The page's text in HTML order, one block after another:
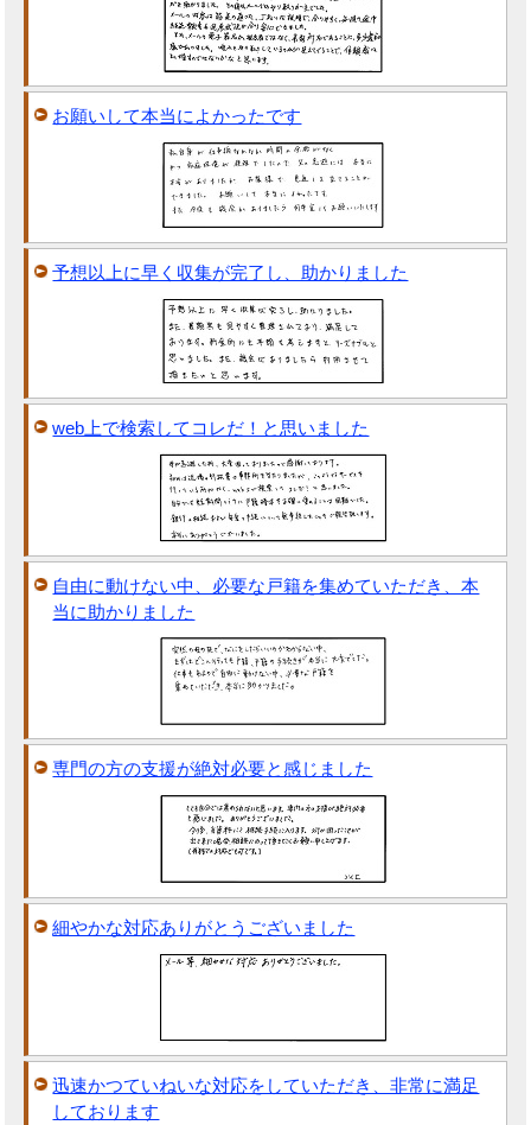
お願いして本当によかったです
予想以上に早く収集が完了し、助かりました
web上で検索してコレだ！と思いました
自由に動けない中、必要な戸籍を集めていただき、本
当に助かりました
専門の方の支援が絶対必要と感じました
細やかな対応ありがとうございました
迅速かつていねいな対応をしていただき、非常に満足
しております